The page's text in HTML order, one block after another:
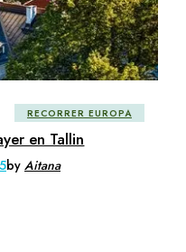
RECORRER EUROPA
en Tallin
by Aitana